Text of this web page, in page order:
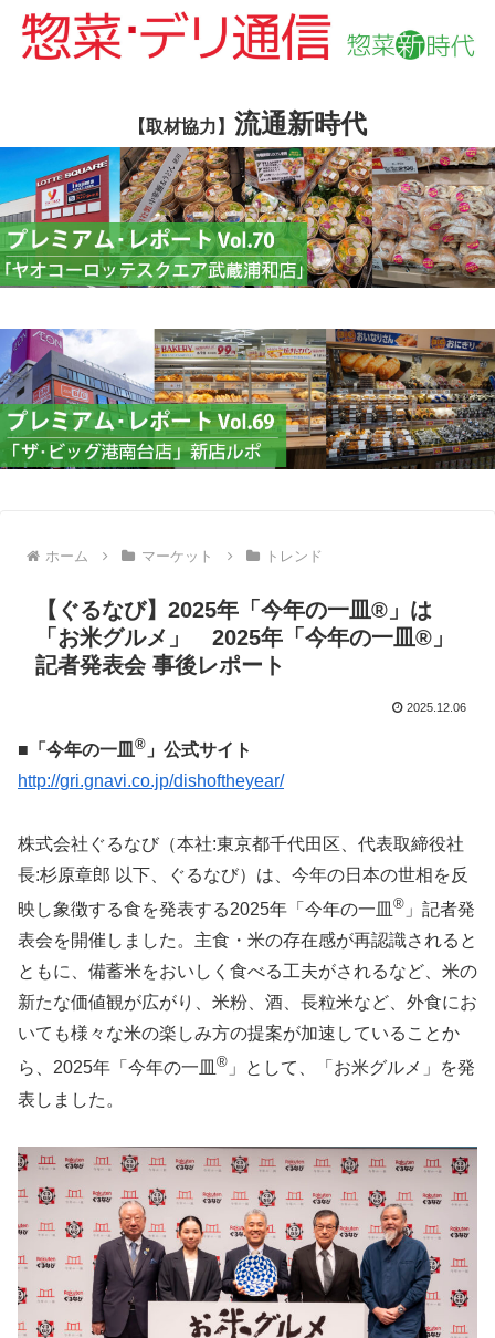
【取材協力】 流通新時代
ホーム マーケット トレンド
【ぐるなび】2025年「今年の一皿®」は
「お米グルメ」 2025年「今年の一皿®」
記者発表会 事後レポート
2025.12.06
■「今年の一皿 ® 」公式サイト
http://gri.gnavi.co.jp/dishoftheyear/
株式会社ぐるなび（本社:東京都千代⽥区、代表取締役社
長:杉原章郎 以下、ぐるなび）は、今年の⽇本の世相を反
映し象徴する⾷を発表する2025年「今年の⼀⽫ ® 」記者発
表会を開催しました。主食・米の存在感が再認識されると
ともに、備蓄米をおいしく食べる工夫がされるなど、米の
新たな価値観が広がり、米粉、酒、長粒米など、外食にお
いても様々な米の楽しみ方の提案が加速していることか
ら、2025年「今年の一皿 ® 」として、「お米グルメ」を発
表しました。